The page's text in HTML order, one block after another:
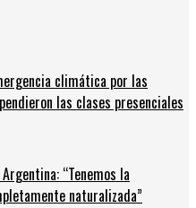
climática por las
las clases presenciales
“Tenemos la
naturalizada”